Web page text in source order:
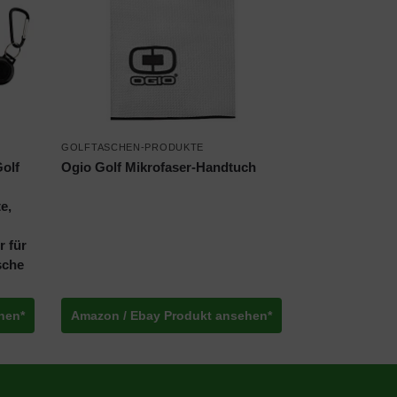
für
GOLFTASCHEN-PRODUKTE
Ogio Golf Mikrofaser-Handtuch
Amazon / Ebay Produkt ansehen*